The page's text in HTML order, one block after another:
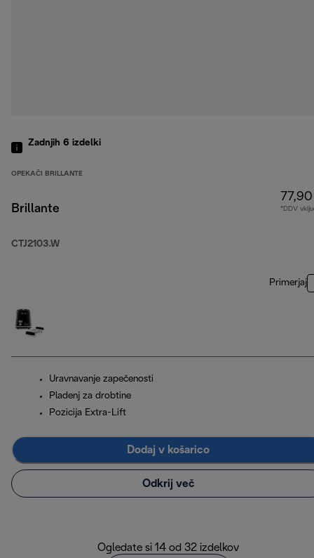
Zadnjih 6 izdelki
OPEKAČI BRILLANTE
Brillante
CTJ2103.W
*DDV
Primerjaj
Uravnavanje zapečenosti
Pladenj za drobtine
Pozicija Extra-Lift
Dodaj v košarico
Odkrij več
Ogledate si 14 od 32 izdelkov